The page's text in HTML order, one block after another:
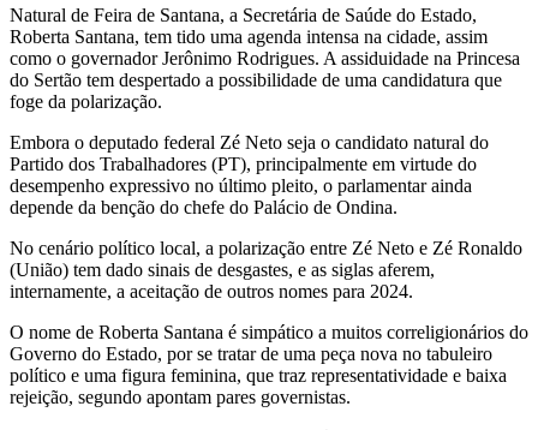
Natural de Feira de Santana, a Secretária de Saúde do Estado,
Roberta Santana, tem tido uma agenda intensa na cidade, assim
como o governador Jerônimo Rodrigues. A assiduidade na Princesa
do Sertão tem despertado a possibilidade de uma candidatura que
foge da polarização.
Embora o deputado federal Zé Neto seja o candidato natural do
Partido dos Trabalhadores (PT), principalmente em virtude do
desempenho expressivo no último pleito, o parlamentar ainda
depende da benção do chefe do Palácio de Ondina.
No cenário político local, a polarização entre Zé Neto e Zé Ronaldo
(União) tem dado sinais de desgastes, e as siglas aferem,
internamente, a aceitação de outros nomes para 2024.
O nome de Roberta Santana é simpático a muitos correligionários do
Governo do Estado, por se tratar de uma peça nova no tabuleiro
político e uma figura feminina, que traz representatividade e baixa
rejeição, segundo apontam pares governistas.